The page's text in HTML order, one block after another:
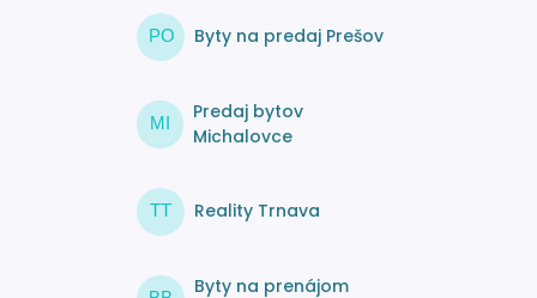
PO Byty na predaj Prešov
MI
Predaj bytov
Michalovce
TT Reality Trnava
Byty na prenájom